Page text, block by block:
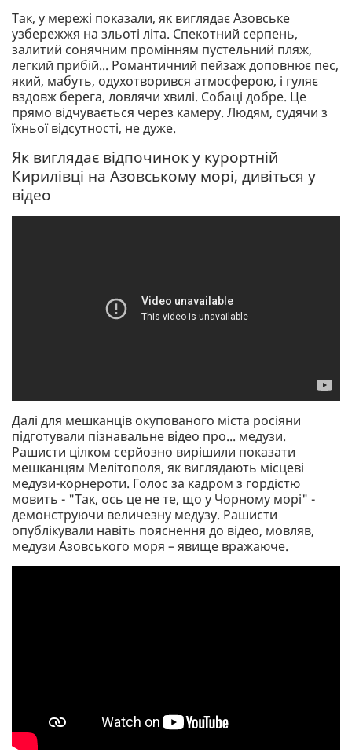
Так, у мережі показали, як виглядає Азовське
узбережжя на зльоті літа. Спекотний серпень,
залитий сонячним промінням пустельний пляж,
легкий прибій... Романтичний пейзаж доповнює пес,
який, мабуть, одухотворився атмосферою, і гуляє
вздовж берега, ловлячи хвилі. Собаці добре. Це
прямо відчувається через камеру. Людям, судячи з
їхньої відсутності, не дуже.
Як виглядає відпочинок у курортній
Кирилівці на Азовському морі, дивіться у
відео
Далі для мешканців окупованого міста росіяни
підготували пізнавальне відео про... медузи.
Рашисти цілком серйозно вирішили показати
мешканцям Мелітополя, як виглядають місцеві
медузи-корнероти. Голос за кадром з гордістю
мовить - "Так, ось це не те, що у Чорному морі" -
демонструючи величезну медузу. Рашисти
опублікували навіть пояснення до відео, мовляв,
медузи Азовського моря – явище вражаюче.